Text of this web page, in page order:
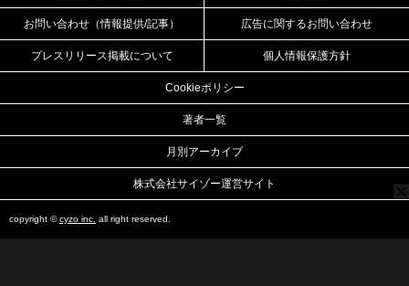
お問い合わせ（情報提供/記事） 広告に関するお問い合わせ
プレスリリース掲載について 個人情報保護方針
Cookieポリシー
著者一覧
月別アーカイブ
株式会社サイゾー運営サイト
copyright ©cyzo inc. all right reserved.